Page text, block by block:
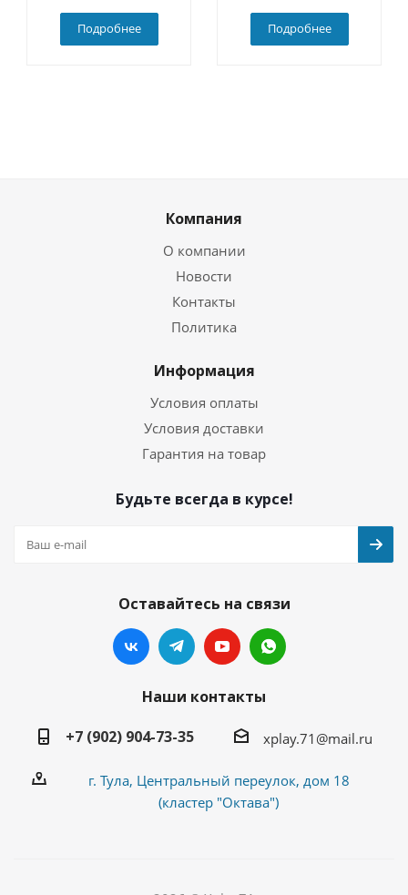
Подробнее Подробнее
Компания
О компании
Новости
Контакты
Политика
Информация
Условия оплаты
Условия доставки
Гарантия на товар
Будьте всегда в курсе!
Оставайтесь на связи
Наши контакты
+7 (902) 904-73-35
xplay.71@mail.ru
г. Тула, Центральный переулок, дом 18
(кластер "Октава")